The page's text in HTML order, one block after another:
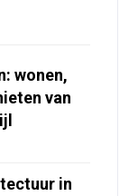
wonen,
van
in